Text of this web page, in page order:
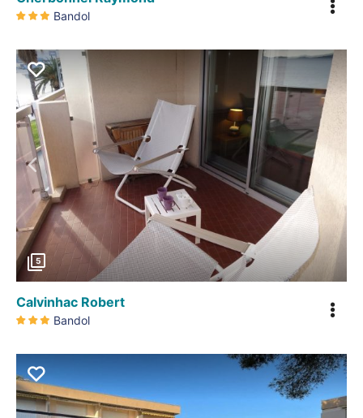
Bandol
Précédent
5
Calvinhac Robert
Bandol